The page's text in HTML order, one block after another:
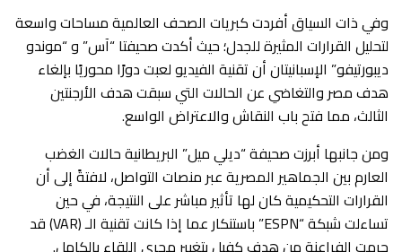
​وفي ذات السياق أفردت كبريات الصحف العالمية مساحات واسعة
لتحليل القرارات المثيرة للجدل؛ حيث أكدت صحيفتا “آس” و “موندو
ديبورتيفو” الإسبانيتان أن تقنية الفيديو لعبت دورًا محوريًا بإلغاء
هدف مصر والتغاضي عن الحالات التي سبقت هدف الأرجنتين
الثالث، مما فتح باب النقاش والاعتراض الواسع.
​ومن جانبها أبرزت صحيفة “ديلي ميل” البريطانية حالات الغضب
العارم بين الجماهير المصرية عبر منصات التواصل، لافتةً إلى أن
القرارات التحكيمية كان لها تأثير مباشر على النتيجة، في حين
تساءلت شبكة “ESPN” باستنكار عما إذا كانت تقنية الـ (VAR) قد